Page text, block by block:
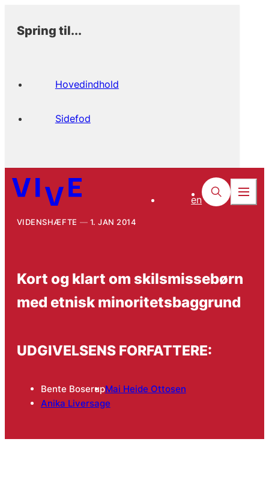
Spring til...
Hovedindhold
Sidefod
en
VIDENSHÆFTE 1. JAN 2014
Kort og klart om skilsmissebørn
med etnisk minoritetsbaggrund
UDGIVELSENS FORFATTERE:
Bente BoserupMai Heide Ottosen
Anika Liversage